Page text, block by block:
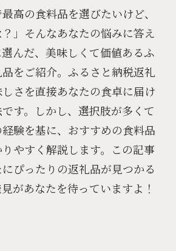
高の食料品を選びたいけど、
」そんなあなたの悩みに答え
んだ、美味しくて価値あるふ
をご紹介。ふるさと納税返礼
さを直接あなたの食卓に届け
す。しかし、選択肢が多くて
験を基に、おすすめの食料品
やすく解説します。この記事
ぴったりの返礼品が見つかる
があなたを待っていますよ！